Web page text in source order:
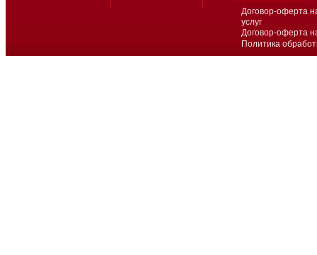
Договор-оферта
услуг
Договор-оферта
Политика